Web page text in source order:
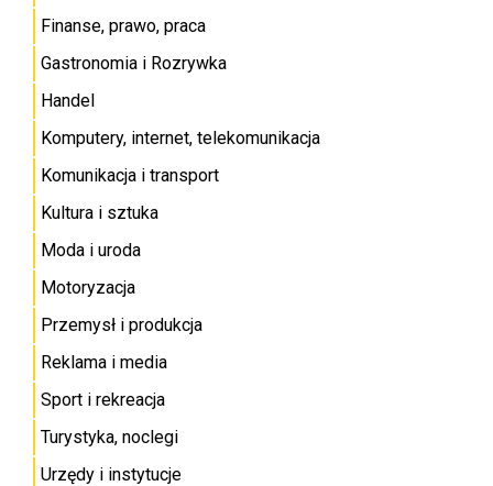
Finanse, prawo, praca
Gastronomia i Rozrywka
Handel
Komputery, internet, telekomunikacja
Komunikacja i transport
Kultura i sztuka
Moda i uroda
Motoryzacja
Przemysł i produkcja
Reklama i media
Sport i rekreacja
Turystyka, noclegi
Urzędy i instytucje